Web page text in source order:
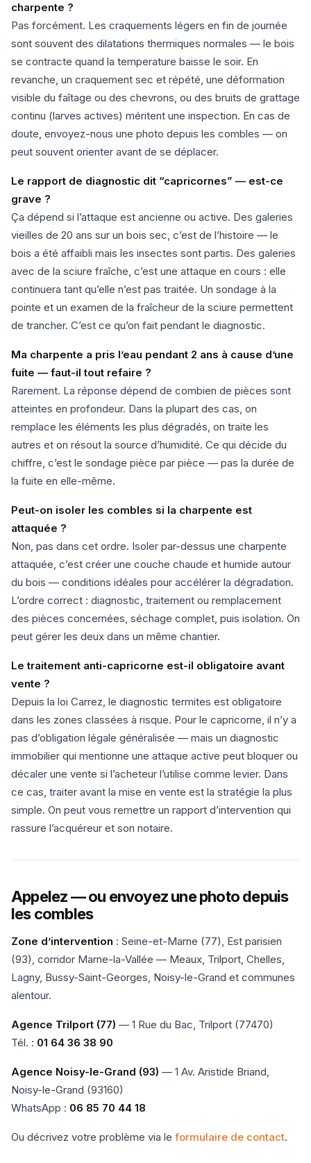
charpente ?
Pas forcément. Les craquements légers en fin de journée
sont souvent des dilatations thermiques normales — le bois
se contracte quand la temperature baisse le soir. En
revanche, un craquement sec et répété, une déformation
visible du faîtage ou des chevrons, ou des bruits de grattage
continu (larves actives) méritent une inspection. En cas de
doute, envoyez-nous une photo depuis les combles — on
peut souvent orienter avant de se déplacer.
Le rapport de diagnostic dit “capricornes” — est-ce
grave ?
Ça dépend si l’attaque est ancienne ou active. Des galeries
vieilles de 20 ans sur un bois sec, c’est de l’histoire — le
bois a été affaibli mais les insectes sont partis. Des galeries
avec de la sciure fraîche, c’est une attaque en cours : elle
continuera tant qu’elle n’est pas traitée. Un sondage à la
pointe et un examen de la fraîcheur de la sciure permettent
de trancher. C’est ce qu’on fait pendant le diagnostic.
Ma charpente a pris l’eau pendant 2 ans à cause d’une
fuite — faut-il tout refaire ?
Rarement. La réponse dépend de combien de pièces sont
atteintes en profondeur. Dans la plupart des cas, on
remplace les éléments les plus dégradés, on traite les
autres et on résout la source d’humidité. Ce qui décide du
chiffre, c’est le sondage pièce par pièce — pas la durée de
la fuite en elle-même.
Peut-on isoler les combles si la charpente est
attaquée ?
Non, pas dans cet ordre. Isoler par-dessus une charpente
attaquée, c’est créer une couche chaude et humide autour
du bois — conditions idéales pour accélérer la dégradation.
L’ordre correct : diagnostic, traitement ou remplacement
des pièces concernées, séchage complet, puis isolation. On
peut gérer les deux dans un même chantier.
Le traitement anti-capricorne est-il obligatoire avant
vente ?
Depuis la loi Carrez, le diagnostic termites est obligatoire
dans les zones classées à risque. Pour le capricorne, il n’y a
pas d’obligation légale généralisée — mais un diagnostic
immobilier qui mentionne une attaque active peut bloquer ou
décaler une vente si l’acheteur l’utilise comme levier. Dans
ce cas, traiter avant la mise en vente est la stratégie la plus
simple. On peut vous remettre un rapport d’intervention qui
rassure l’acquéreur et son notaire.
Appelez — ou envoyez une photo depuis
les combles
Zone d’intervention : Seine-et-Marne (77), Est parisien
(93), corridor Marne-la-Vallée — Meaux, Trilport, Chelles,
Lagny, Bussy-Saint-Georges, Noisy-le-Grand et communes
alentour.
Agence Trilport (77) — 1 Rue du Bac, Trilport (77470)
Tél. : 01 64 36 38 90
Agence Noisy-le-Grand (93) — 1 Av. Aristide Briand,
Noisy-le-Grand (93160)
WhatsApp : 06 85 70 44 18
Ou décrivez votre problème via le formulaire de contact.